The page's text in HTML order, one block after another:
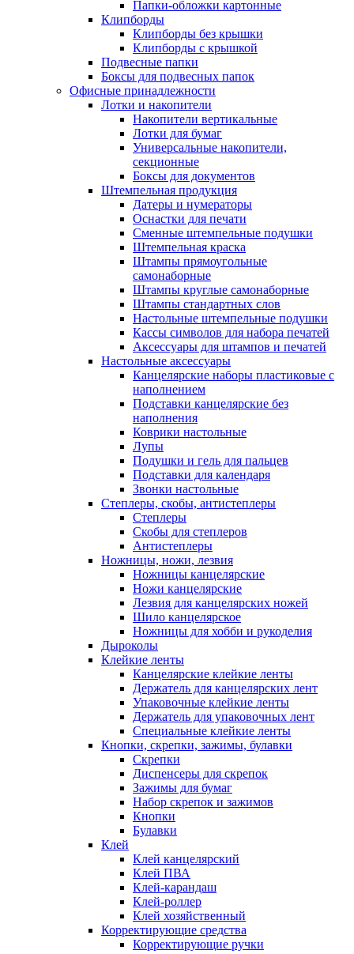
Папки-обложки картонные
Клипборды
Клипборды без крышки
Клипборды с крышкой
Подвесные папки
Боксы для подвесных папок
Офисные принадлежности
Лотки и накопители
Накопители вертикальные
Лотки для бумаг
Универсальные накопители,
секционные
Боксы для документов
Штемпельная продукция
Датеры и нумераторы
Оснастки для печати
Сменные штемпельные подушки
Штемпельная краска
Штампы прямоугольные
самонаборные
Штампы круглые самонаборные
Штампы стандартных слов
Настольные штемпельные подушки
Кассы символов для набора печатей
Аксессуары для штампов и печатей
Настольные аксессуары
Канцелярские наборы пластиковые с
наполнением
Подставки канцелярские без
наполнения
Коврики настольные
Лупы
Подушки и гель для пальцев
Подставки для календаря
Звонки настольные
Степлеры, скобы, антистеплеры
Степлеры
Скобы для степлеров
Антистеплеры
Ножницы, ножи, лезвия
Ножницы канцелярские
Ножи канцелярские
Лезвия для канцелярских ножей
Шило канцелярское
Ножницы для хобби и рукоделия
Дыроколы
Клейкие ленты
Канцелярские клейкие ленты
Держатель для канцелярских лент
Упаковочные клейкие ленты
Держатель для упаковочных лент
Специальные клейкие ленты
Кнопки, скрепки, зажимы, булавки
Скрепки
Диспенсеры для скрепок
Зажимы для бумаг
Набор скрепок и зажимов
Кнопки
Булавки
Клей
Клей канцелярский
Клей ПВА
Клей-карандаш
Клей-роллер
Клей хозяйственный
Корректирующие средства
Корректирующие ручки